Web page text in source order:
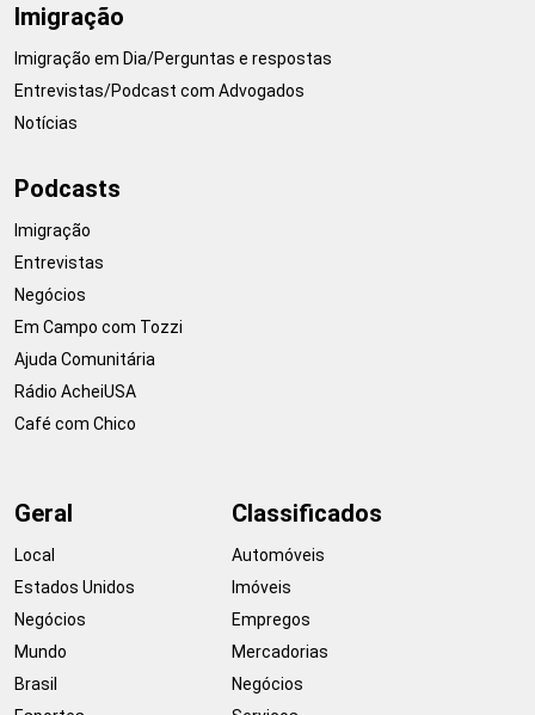
Imigração
Imigração em Dia/Perguntas e respostas
Entrevistas/Podcast com Advogados
Notícias
Podcasts
Imigração
Entrevistas
Negócios
Em Campo com Tozzi
Ajuda Comunitária
Rádio AcheiUSA
Café com Chico
Geral
Local
Estados Unidos
Negócios
Mundo
Brasil
Classificados
Automóveis
Imóveis
Empregos
Mercadorias
Negócios